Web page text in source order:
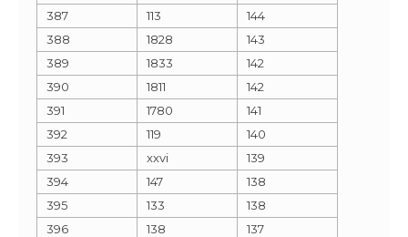
387
113
144
388
1828
143
389
1833
142
390
1811
142
391
1780
141
392
119
140
393
xxvi
139
394
147
138
395
133
138
396
138
137